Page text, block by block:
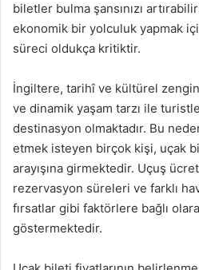
biletler bulma şansınızı
ekonomik bir yolculuk yapmak
süreci oldukça kritiktir.
İngiltere, tarihî ve kültürel
ve dinamik yaşam tarzı ile
destinasyon olmaktadır. Bu
etmek isteyen birçok kişi, uçak
arayışına girmektedir. Uçuş
rezervasyon süreleri ve farklı
fırsatlar gibi faktörlere bağlı
göstermektedir.